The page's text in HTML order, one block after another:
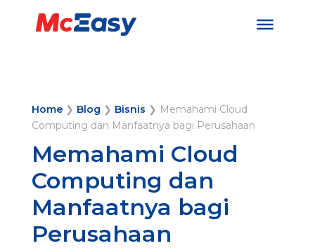
Home❯ Blog ❯ Bisnis ❯ Memahami Cloud
Computing dan Manfaatnya bagi Perusahaan
Memahami Cloud
Computing dan
Manfaatnya bagi
Perusahaan